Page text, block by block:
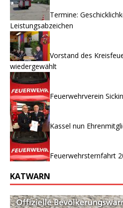
Termine:
Leistungsabzeichen
Vorstand des
wiedergewählt
Feuerwehrverein
Kassel nun
Feuerwehrsternfahrt
KATWARN